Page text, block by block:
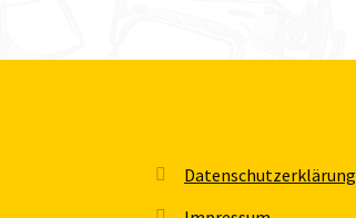
Datenschutzerklärung